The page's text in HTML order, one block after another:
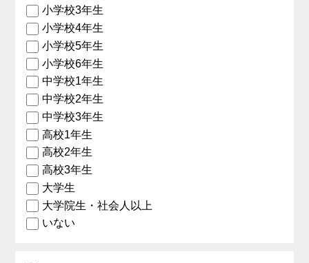
小学校3年生
小学校4年生
小学校5年生
小学校6年生
中学校1年生
中学校2年生
中学校3年生
高校1年生
高校2年生
高校3年生
大学生
大学院生・社会人以上
いない